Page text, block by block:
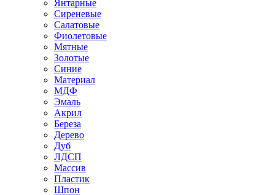
Янтарные
Сиреневые
Салатовые
Фиолетовые
Мятные
Золотые
Синие
Материал
МДФ
Эмаль
Акрил
Береза
Дерево
Дуб
ЛДСП
Массив
Пластик
Шпон